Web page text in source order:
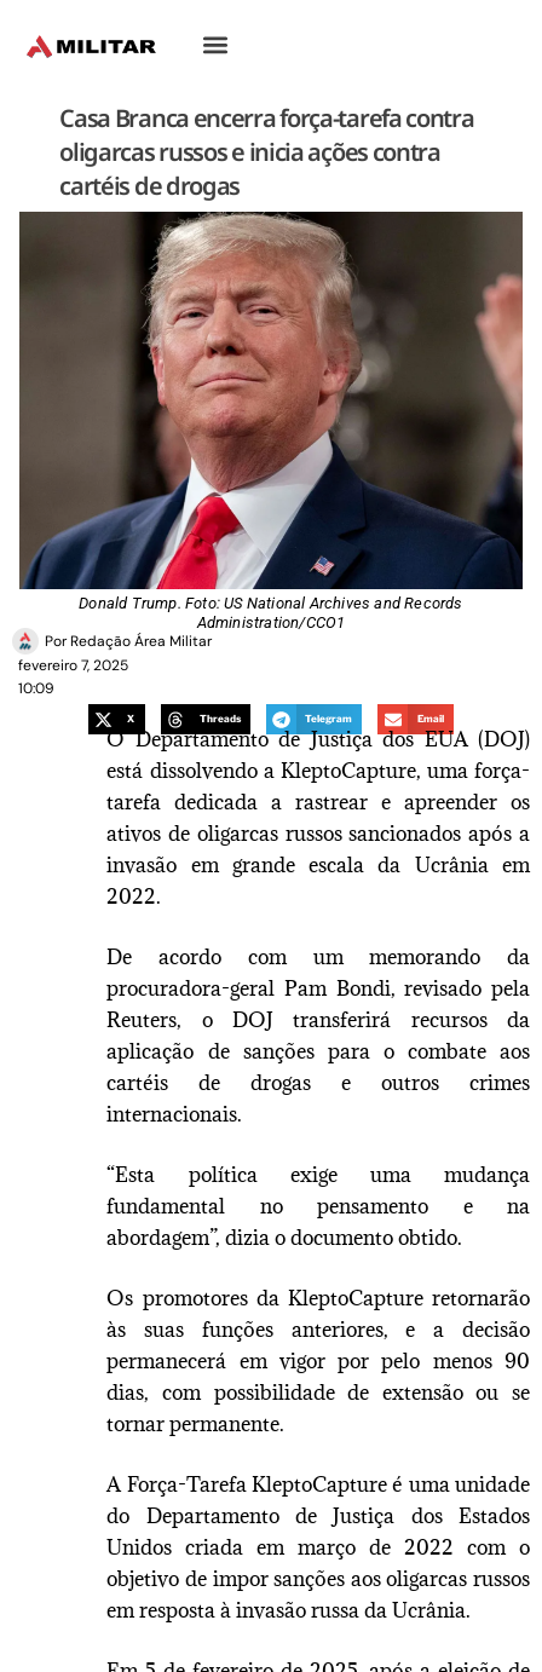
Casa Branca encerra força-tarefa contra
oligarcas russos e inicia ações contra
cartéis de drogas
Donald Trump. Foto: US National Archives and Records
Administration/CCO1
PorRedação Área Militar
fevereiro 7, 2025
10:09
X Threads Telegram Email
O Departamento de Justiça dos EUA (DOJ)
está dissolvendo a KleptoCapture, uma força-
tarefa dedicada a rastrear e apreender os
ativos de oligarcas russos sancionados após a
invasão em grande escala da Ucrânia em
2022.
De acordo com um memorando da
procuradora-geral Pam Bondi, revisado pela
Reuters, o DOJ transferirá recursos da
aplicação de sanções para o combate aos
cartéis de drogas e outros crimes
internacionais.
“Esta política exige uma mudança
fundamental no pensamento e na
abordagem”, dizia o documento obtido.
Os promotores da KleptoCapture retornarão
às suas funções anteriores, e a decisão
permanecerá em vigor por pelo menos 90
dias, com possibilidade de extensão ou se
tornar permanente.
A Força-Tarefa KleptoCapture é uma unidade
do Departamento de Justiça dos Estados
Unidos criada em março de 2022 com o
objetivo de impor sanções aos oligarcas russos
em resposta à invasão russa da Ucrânia.